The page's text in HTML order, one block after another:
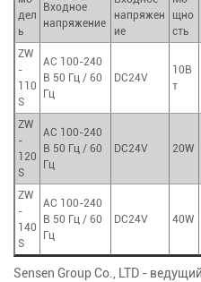
дел
ь
Входное
напряжение
напряжен
ие
щно
сть
ZW
-
110
S
AC 100-240
В 50 Гц / 60
Гц
DC24V
10В
т
ZW
-
120
S
AC 100-240
В 50 Гц / 60
Гц
DC24V 20W
ZW
-
140
S
AC 100-240
В 50 Гц / 60
Гц
DC24V 40W
Sensen Group Co., LTD - ведущий